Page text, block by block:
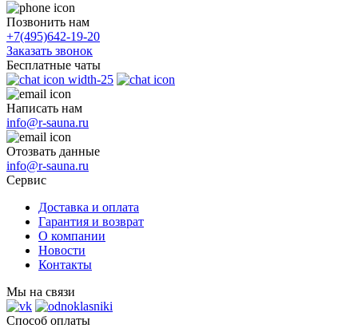
Позвонить нам
+7(495)642-19-20
Заказать звонок
Бесплатные чаты
Написать нам
info@r-sauna.ru
Отозвать данные
info@r-sauna.ru
Сервис
Доставка и оплата
Гарантия и возврат
О компании
Новости
Контакты
Мы на связи
Способ оплаты